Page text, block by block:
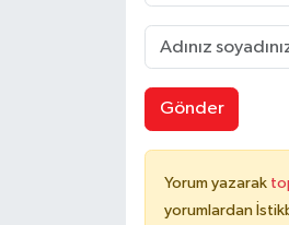
Gönder
Yorum yazarak
yorumlardan